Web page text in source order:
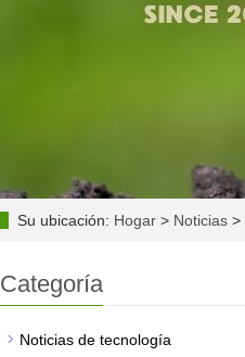
Su ubicación: Hogar > Noticias >
Categoría
Noticias de tecnología